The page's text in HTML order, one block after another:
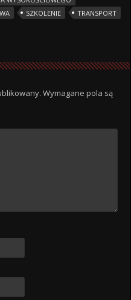
SZKOLENIE
TRANSPORT
Wymagane pola są